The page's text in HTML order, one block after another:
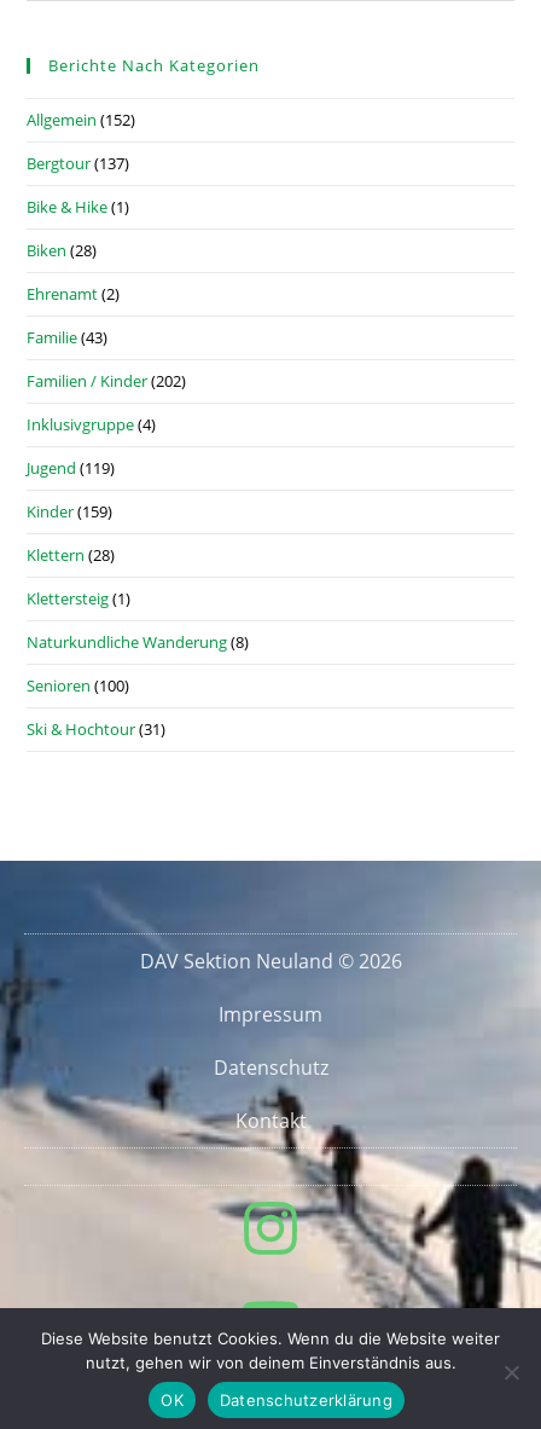
Berichte Nach Kategorien
Allgemein (152)
Bergtour(137)
Bike & Hike(1)
Biken (28)
Ehrenamt(2)
Familie(43)
Familien / Kinder(202)
Inklusivgruppe(4)
Jugend (119)
Kinder(159)
Klettern (28)
Klettersteig(1)
Naturkundliche Wanderung(8)
Senioren (100)
Ski & Hochtour(31)
DAV Sektion Neuland © 2026
Impressum
Datenschutz
Kontakt
Diese Website benutzt Cookies. Wenn du die Website weiter
nutzt, gehen wir von deinem Einverständnis aus.
OK
Datenschutzerklärung